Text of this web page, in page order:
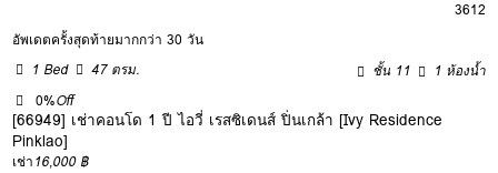
3612
อัพเดตครั้งสุดท้ายมากกว่า 30 วัน
1 Bed
47 ตรม. ชั้น 11
1 ห้องน้ำ
0%Off
[66949] เช่าคอนโด 1 ปี ไอวี่ เรสซิเดนส์ ปิ่นเกล้า [Ivy Residence
Pinklao]
เช่า16,000 ฿